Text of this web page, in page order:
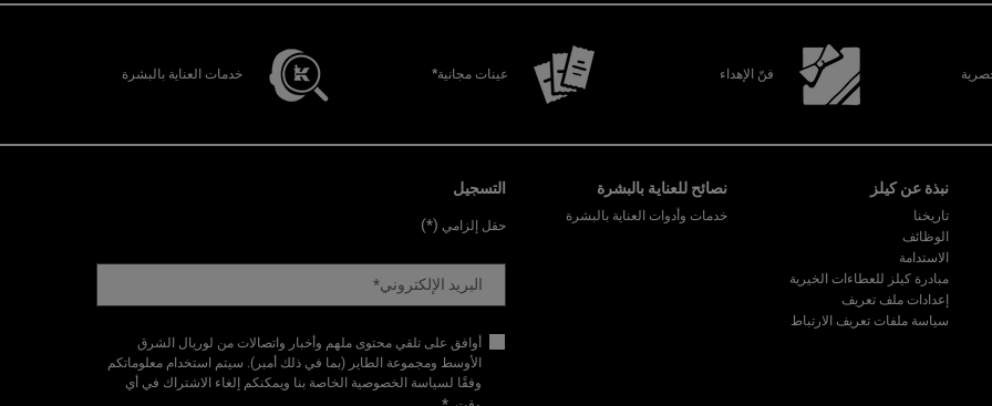
فنّ الإهداء عينات مجانية* خدمات العناية بالبشرة
نبذة عن كيلز
تاريخنا
الوظائف
الاستدامة
مبادرة كيلز للعطاءات الخيرية
إعدادات ملف تعريف
سياسة ملفات تعريف الارتباط
نصائح للعناية بالبشرة
خدمات وأدوات العناية بالبشرة
التسجيل
حقل إلزامي (*)
البريد الإلكتروني*
أوافق على تلقي محتوى ملهم وأخبار واتصالات من لوريال الشرق
الأوسط ومجموعة الطاير (بما في ذلك أمبر). سيتم استخدام معلوماتكم
وفقًا لسياسة الخصوصية الخاصة بنا ويمكنكم إلغاء الاشتراك في أي